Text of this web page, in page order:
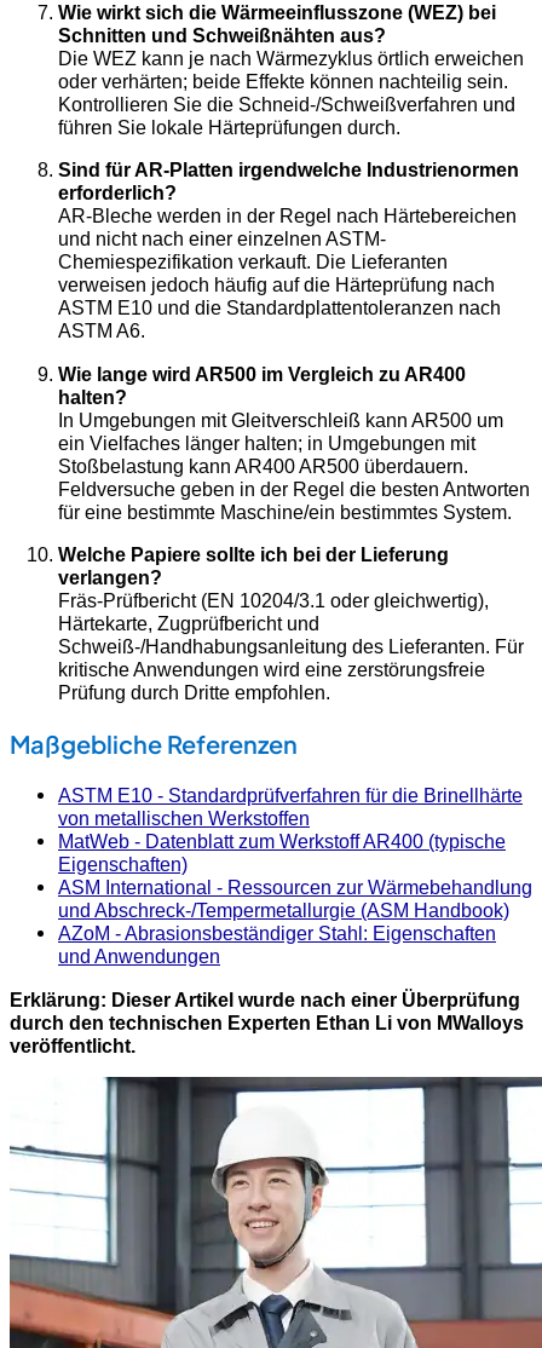
Wie wirkt sich die Wärmeeinflusszone (WEZ) bei
Schnitten und Schweißnähten aus?
Die WEZ kann je nach Wärmezyklus örtlich erweichen
oder verhärten; beide Effekte können nachteilig sein.
Kontrollieren Sie die Schneid-/Schweißverfahren und
führen Sie lokale Härteprüfungen durch.
Sind für AR-Platten irgendwelche Industrienormen
erforderlich?
AR-Bleche werden in der Regel nach Härtebereichen
und nicht nach einer einzelnen ASTM-
Chemiespezifikation verkauft. Die Lieferanten
verweisen jedoch häufig auf die Härteprüfung nach
ASTM E10 und die Standardplattentoleranzen nach
ASTM A6.
Wie lange wird AR500 im Vergleich zu AR400
halten?
In Umgebungen mit Gleitverschleiß kann AR500 um
ein Vielfaches länger halten; in Umgebungen mit
Stoßbelastung kann AR400 AR500 überdauern.
Feldversuche geben in der Regel die besten Antworten
für eine bestimmte Maschine/ein bestimmtes System.
Welche Papiere sollte ich bei der Lieferung
verlangen?
Fräs-Prüfbericht (EN 10204/3.1 oder gleichwertig),
Härtekarte, Zugprüfbericht und
Schweiß-/Handhabungsanleitung des Lieferanten. Für
kritische Anwendungen wird eine zerstörungsfreie
Prüfung durch Dritte empfohlen.
Maßgebliche Referenzen
ASTM E10 - Standardprüfverfahren für die Brinellhärte
von metallischen Werkstoffen
MatWeb - Datenblatt zum Werkstoff AR400 (typische
Eigenschaften)
ASM International - Ressourcen zur Wärmebehandlung
und Abschreck-/Tempermetallurgie (ASM Handbook)
AZoM - Abrasionsbeständiger Stahl: Eigenschaften
und Anwendungen
Erklärung: Dieser Artikel wurde nach einer Überprüfung
durch den technischen Experten Ethan Li von MWalloys
veröffentlicht.